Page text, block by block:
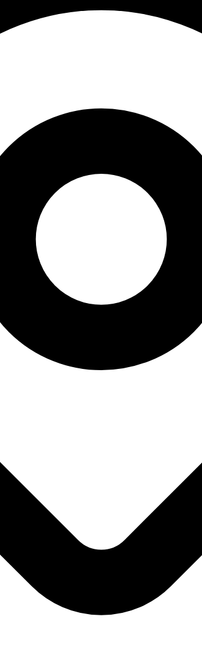
tự tin của phái đẹp. Bộ sưu tập ảnh
vời qua từng hình ảnh và chia sẻ
mà còn khơi gợi cảm hứng về sự tự tin
không bỏ lỡ thêm nhiều bộ sưu tập độc
đã truyền cảm hứng cho hàng ngàn